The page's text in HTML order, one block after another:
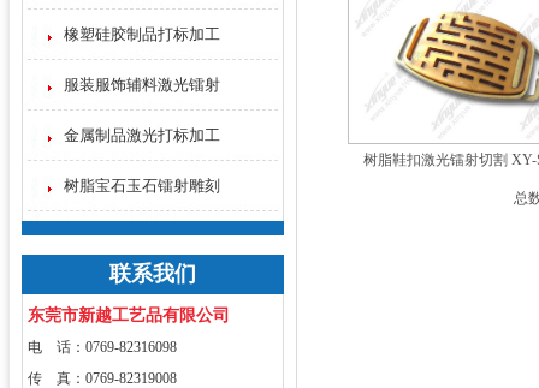
橡塑硅胶制品打标加工
服装服饰辅料激光镭射
金属制品激光打标加工
树脂宝石玉石镭射雕刻
联系我们
东莞市新越工艺品有限公司
电 话：0769-82316098
传 真：0769-82319008
树脂鞋扣激光镭射切割 XY-
总